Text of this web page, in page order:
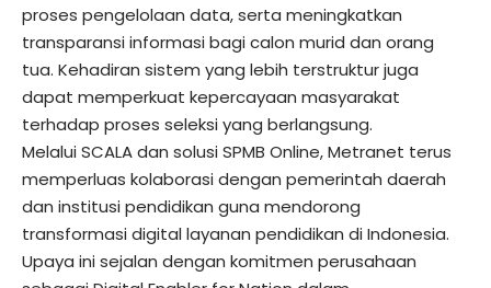
proses pengelolaan data, serta meningkatkan
transparansi informasi bagi calon murid dan orang
tua. Kehadiran sistem yang lebih terstruktur juga
dapat memperkuat kepercayaan masyarakat
terhadap proses seleksi yang berlangsung.
Melalui SCALA dan solusi SPMB Online, Metranet terus
memperluas kolaborasi dengan pemerintah daerah
dan institusi pendidikan guna mendorong
transformasi digital layanan pendidikan di Indonesia.
Upaya ini sejalan dengan komitmen perusahaan